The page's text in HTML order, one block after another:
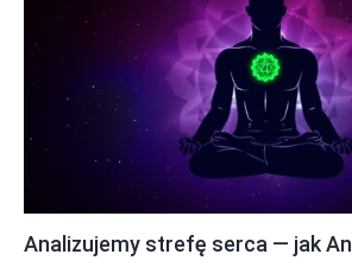
Analizujemy strefę serca — jak